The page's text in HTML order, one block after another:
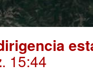
. 15:44